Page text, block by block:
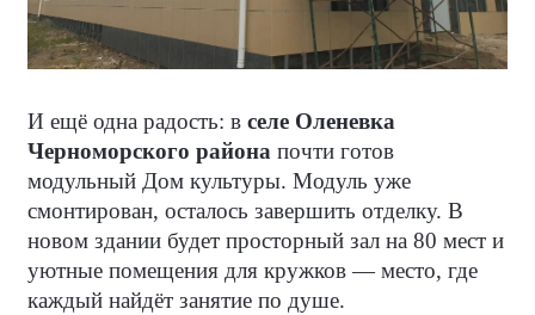
И ещё одна радость: в селе Оленевка
Черноморского района почти готов
модульный Дом культуры. Модуль уже
смонтирован, осталось завершить отделку. В
новом здании будет просторный зал на 80 мест и
уютные помещения для кружков — место, где
каждый найдёт занятие по душе.